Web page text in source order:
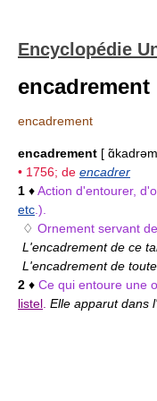
Encyclopédie
encadrement
encadrement
encadrement [
• 1756; de encadrer
1 ♦Action d'entourer,
etc .).
♢ Ornement servant
L'encadrement de ce
L'encadrement de
2 ♦ Ce qui entoure une
listel Elle apparut dans